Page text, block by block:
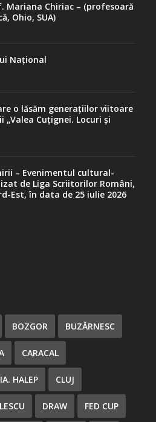
Mariana Chiriac – (profesoară
Ohio, SUA)
Național
o lăsăm generațiilor viitoare
„Valea Cuțignei. Locuri și
– Evenimentul cultural-
de Liga Scriitorilor Români,
Est, în data de 25 iulie 2026
BOZGOR BUZĂRNESC
CARACAL
HALEP CLUJ
DRAW FED CUP